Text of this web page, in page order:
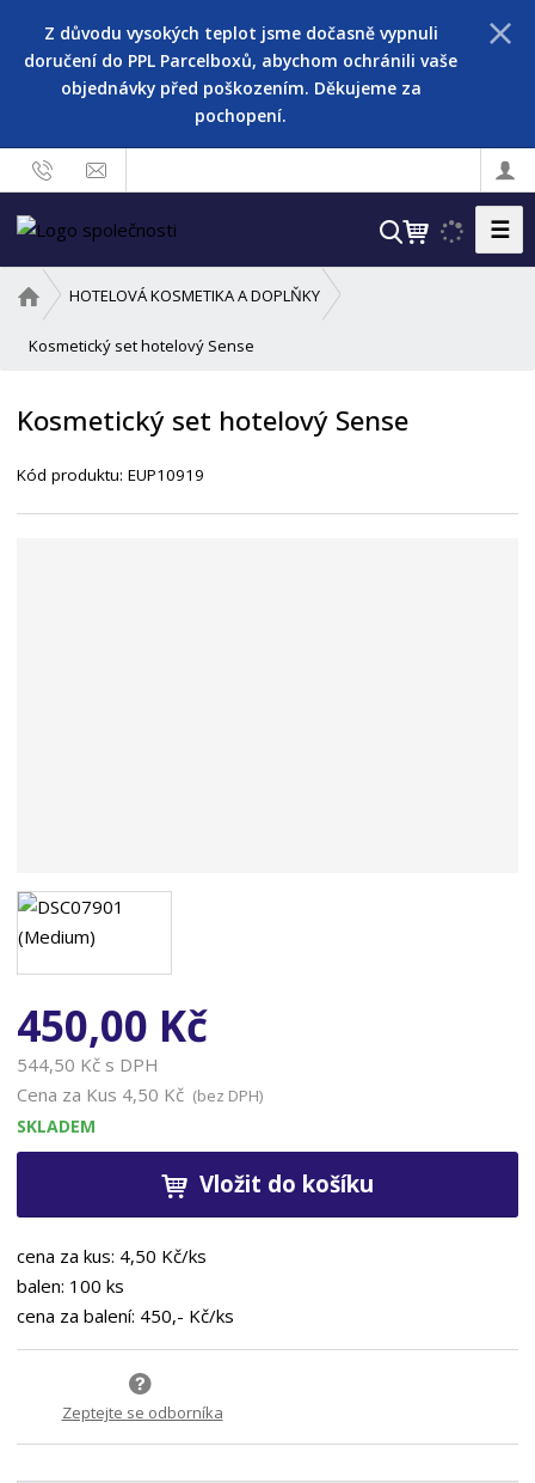
Z důvodu vysokých teplot jsme dočasně vypnuli
doručení do PPL Parcelboxů, abychom ochránili vaše
objednávky před poškozením. Děkujeme za
pochopení.
V
t
☰
v
o
í
t
HOTELOVÁ KOSMETIKA A DOPLŇKY
Kosmetický set hotelový Sense
Kosmetický set hotelový Sense
Kód produktu:EUP10919
450,00 Kč
544,50 Kč s DPH
Cena za Kus 4,50 Kč (bez DPH)
SKLADEM
Vložit do košíku
cena za kus: 4,50 Kč/ks
balen: 100 ks
cena za balení: 450,- Kč/ks
Zeptejte se odborníka